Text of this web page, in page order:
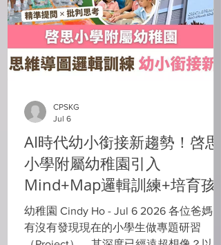
安排升讀本校中小學；變通及富前瞻性的
全人教育模式;同時準備學生能靈活地選擇
其他升學路徑，從而減輕家長和學生為升
學所帶來壓力。 緊密連繫 銜接優勢​ 啓思
將軍澳開設啓思中學，形成幼、小、中三
理念，課程設計互相銜接，讓學生在不同
學習階段自然過渡，減少因轉校而出現的
適應問題。對家長而言，子女可在熟悉的
學習環境中，從小學到高中階段，穩健成
長，同時為同學們建立良好及正面的師生
及朋輩關係，令學生學習過程中建立自信
AI時代幼小銜接新趨勢！啓思
小學附屬幼稚園引入
Mind+Map邏輯訓練+培育孩
子成AI主導者
幼稚園 Cindy Ho - Jul 6 2026 各位爸媽，
有沒有發現現在的小學生做專題研習
CPSKG
Jul 6